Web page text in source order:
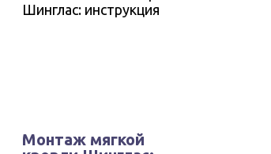
Монтаж мягкой